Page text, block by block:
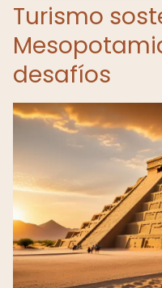
Turismo
desafíos